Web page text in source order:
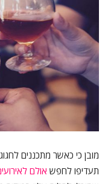
מובן כי כאשר מתכננים לחגוג
תעדיפו לחפש אולם